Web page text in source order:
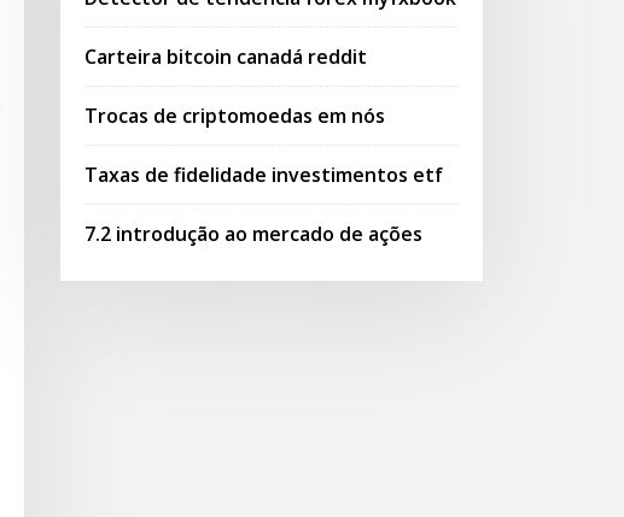
Carteira bitcoin canadá reddit
Trocas de criptomoedas em nós
Taxas de fidelidade investimentos etf
7.2 introdução ao mercado de ações